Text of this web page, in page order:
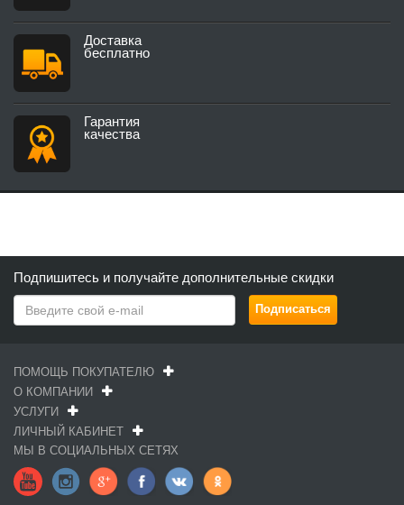
Доставка
бесплатно
Гарантия
качества
Подпишитесь и получайте дополнительные скидки
ПОМОЩЬ ПОКУПАТЕЛЮ
О КОМПАНИИ
УСЛУГИ
ЛИЧНЫЙ КАБИНЕТ
МЫ В СОЦИАЛЬНЫХ СЕТЯХ